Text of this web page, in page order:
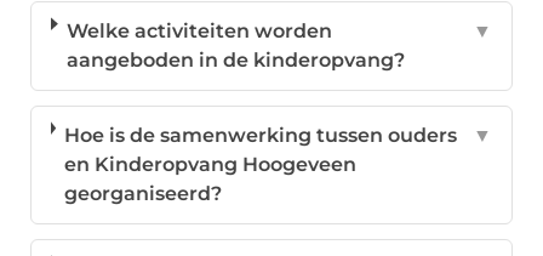
Welke activiteiten worden
aangeboden in de kinderopvang?
▼
Hoe is de samenwerking tussen ouders
en Kinderopvang Hoogeveen
georganiseerd?
▼